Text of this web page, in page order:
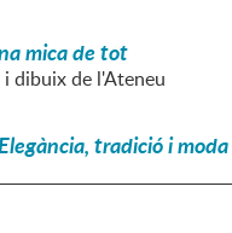
mica de tot
dibuix de l'Ateneu
tradició i